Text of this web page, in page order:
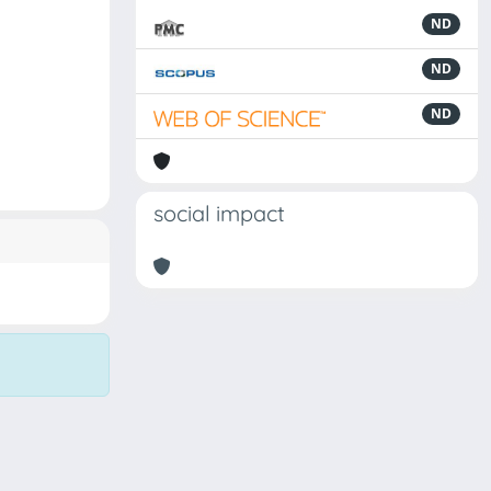
ND
ND
ND
social impact